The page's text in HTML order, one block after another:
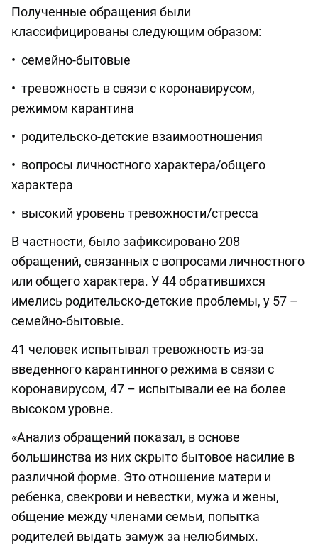
Полученные обращения были
классифицированы следующим образом:
• семейно-бытовые
• тревожность в связи с коронавирусом,
режимом карантина
• родительско-детские взаимоотношения
• вопросы личностного характера/общего
характера
• высокий уровень тревожности/стресса
В частности, было зафиксировано 208
обращений, связанных с вопросами личностного
или общего характера. У 44 обратившихся
имелись родительско-детские проблемы, у 57 –
семейно-бытовые.
41 человек испытывал тревожность из-за
введенного карантинного режима в связи с
коронавирусом, 47 – испытывали ее на более
высоком уровне.
«Анализ обращений показал, в основе
большинства из них скрыто бытовое насилие в
различной форме. Это отношение матери и
ребенка, свекрови и невестки, мужа и жены,
общение между членами семьи, попытка
родителей выдать замуж за нелюбимых.